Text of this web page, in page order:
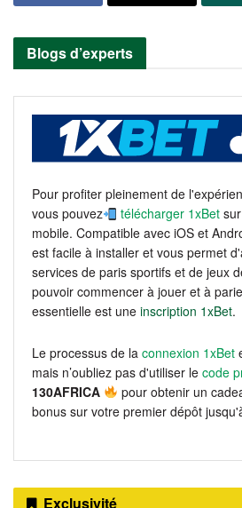
Blogs d’experts
Pour profiter pleinement de
vous pouvez
télécharger 1xBet
mobile. Compatible avec iOS et
est facile à installer et vous permet
services de paris sportifs et de jeux
pouvoir commencer à jouer et à
essentielle est une inscription 1xBet.
Le processus de la connexion 1xBet
mais n’oubliez pas d'utiliser le code
130AFRICA
pour obtenir un
bonus sur votre premier dépôt
Exclusivité